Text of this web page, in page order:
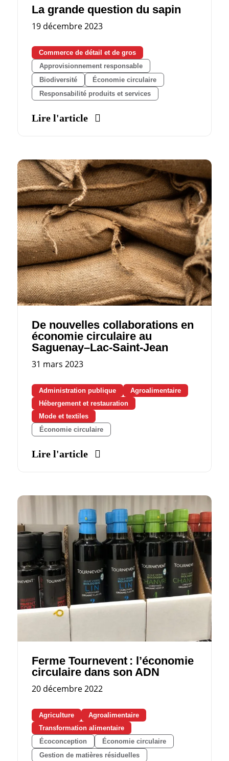
La grande question du sapin
19 décembre 2023
Commerce de détail et de gros
Approvisionnement responsable
Biodiversité
Économie circulaire
Responsabilité produits et services
Lire l'article
De nouvelles collaborations en
économie circulaire au
Saguenay–Lac-Saint-Jean
31 mars 2023
Administration publique
Agroalimentaire
Hébergement et restauration
Mode et textiles
Économie circulaire
Lire l'article
Ferme Tournevent : l’économie
circulaire dans son ADN
20 décembre 2022
Agriculture
Agroalimentaire
Transformation alimentaire
Écoconception
Économie circulaire
Gestion de matières résiduelles